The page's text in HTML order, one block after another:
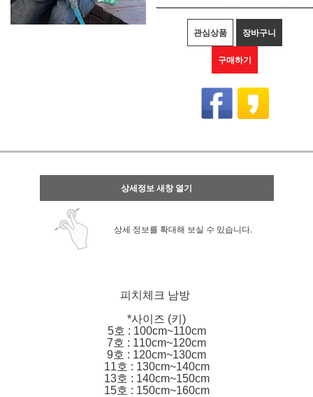
관심상품 장바구니
구매하기
상세정보 새창 열기
상세 정보를 확대해 보실 수 있습니다.
피치체크 남방
*사이즈 (키)
5호 : 100cm~110cm
7호 : 110cm~120cm
9호 : 120cm~130cm
11호 : 130cm~140cm
13호 : 140cm~150cm
15호 : 150cm~160cm